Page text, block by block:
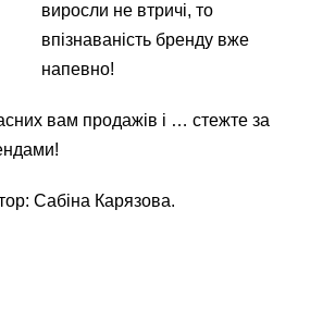
виросли не втричі, то
впізнаваність бренду вже
напевно!
вам продажів і … стежте за
Сабіна Карязова.